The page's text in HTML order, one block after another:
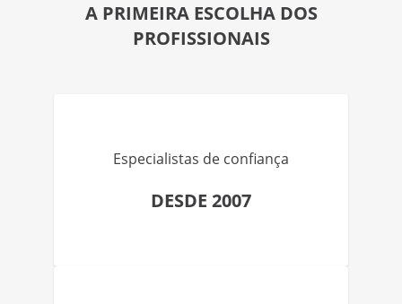
A PRIMEIRA ESCOLHA DOS
PROFISSIONAIS
Especialistas de confiança
DESDE 2007